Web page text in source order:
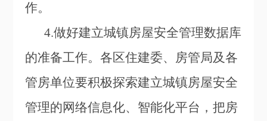
作。
4.做好建立城镇房屋安全管理数据库
的准备工作。各区住建委、房管局及各
管房单位要积极探索建立城镇房屋安全
管理的网络信息化、智能化平台，把房